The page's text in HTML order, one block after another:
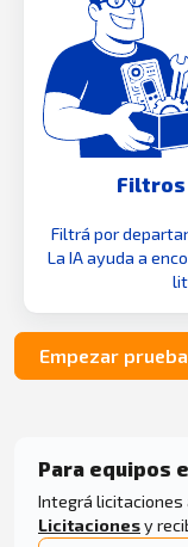
Filtros
Filtrá por
La IA ayuda a
Empezar
Para equipos
Integrá
Licitacionesy